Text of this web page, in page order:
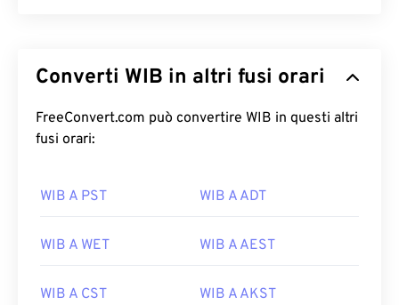
Converti WIB in altri fusi orari
FreeConvert.com può convertire WIB in questi altri
fusi orari:
WIB A PST WIB A ADT
WIB A WET WIB A AEST
WIB A CST WIB A AKST